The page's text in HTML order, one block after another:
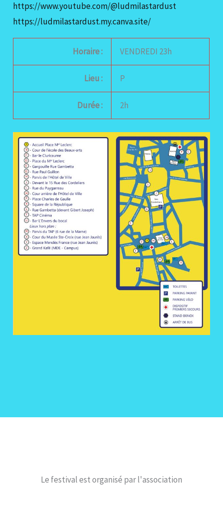
https://www.youtube.com/@ludmilastardust
https://ludmilastardust.my.canva.site/
Horaire : VENDREDI 23h
Lieu : P
Durée : 2h
Le festival est organisé par l'association